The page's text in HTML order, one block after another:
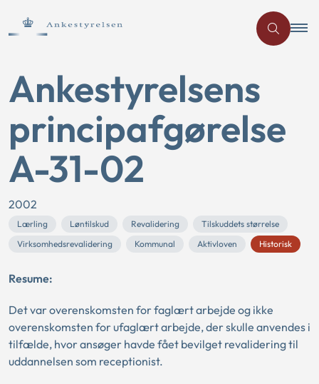
Ankestyrelsens
principafgørelse
A-31-02
2002
Lærling Løntilskud Revalidering
Tilskuddets størrelse
Virksomhedsrevalidering
Kommunal Aktivloven Historisk
Resume:
Det var overenskomsten for faglært arbejde og ikke
overenskomsten for ufaglært arbejde, der skulle anvendes i
tilfælde, hvor ansøger havde fået bevilget revalidering til
uddannelsen som receptionist.